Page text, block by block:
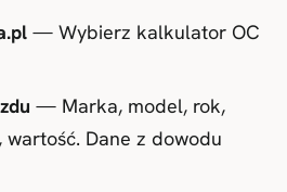
— Wybierz kalkulator OC
— Marka, model, rok,
wartość. Dane z dowodu